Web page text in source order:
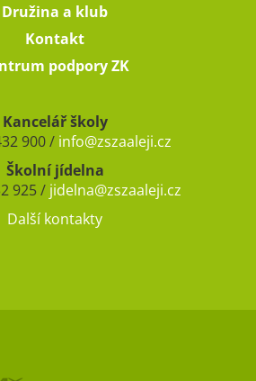
Družina a klub
Kontakt
podpory ZK
Kancelář školy
900 / info@zszaaleji.cz
Školní jídelna
925 / jidelna@zszaaleji.cz
Další kontakty